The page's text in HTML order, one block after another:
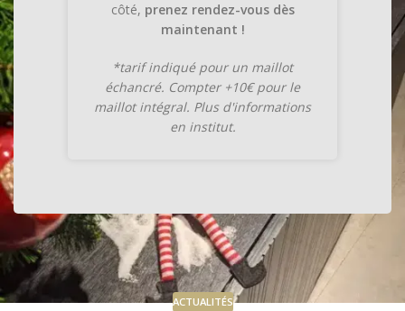
côté, prenez rendez-vous dès
maintenant !
*tarif indiqué pour un maillot
échancré. Compter +10€ pour le
maillot intégral. Plus d'informations
en institut.
ACTUALITÉS